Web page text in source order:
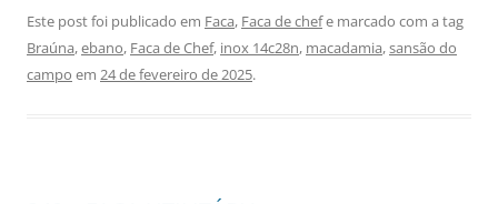
Este post foi publicado em Faca, Faca de chefe marcado com a tag
Braúna,ebano, Faca de Chef, inox 14c28n, macadamia,sansão do
campo em 24 de fevereiro de 2025.